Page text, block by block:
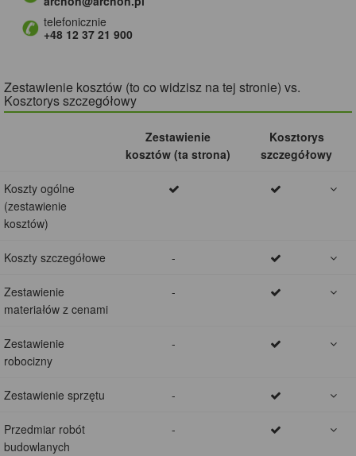
telefonicznie
+48 12 37 21 900
Zestawienie kosztów (to co widzisz na tej stronie) vs.
Kosztorys szczegółowy
Zestawienie
kosztów (ta strona)
Kosztorys
szczegółowy
Koszty ogólne
(zestawienie
kosztów)
Koszty szczegółowe -
Zestawienie
materiałów z cenami
-
Zestawienie
robocizny
-
Zestawienie sprzętu -
Przedmiar robót
budowlanych
-